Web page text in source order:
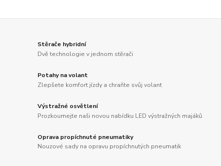
Stěrače hybridní
Dvě technologie v jednom stěrači
Potahy na volant
Zlepšete komfort jízdy a chraňte svůj volant
Výstražné osvětlení
Prozkoumejte naši novou nabídku LED výstražných majáků
Oprava propíchnuté pneumatiky
Nouzové sady na opravu propíchnutých pneumatik